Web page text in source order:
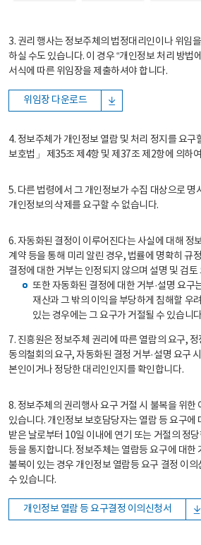
3. 권리 행사는 정보주체의 법정대리인이나 위임
하실 수도 있습니다. 이 경우 “개인정보 처리 방법
서식에 따른 위임장을 제출하셔야 합니다.
위임장 다운로드
4. 정보주체가 개인정보 열람 및 처리 정지를 요구
보호법」 제35조 제4항 및 제37조 제2항에 의하
5. 다른 법령에서 그 개인정보가 수집 대상으로 명
개인정보의 삭제를 요구할 수 없습니다.
6. 자동화된 결정이 이루어진다는 사실에 대해 정
계약 등을 통해 미리 알린 경우, 법률에 명확히 규
결정에 대한 거부는 인정되지 않으며 설명 및 검토
또한 자동화된 결정에 대한 거부·설명 요구
재산과 그 밖의 이익을 부당하게 침해할 우
있는 경우에는 그 요구가 거절될 수 있습니
7. 진흥원은 정보주체 권리에 따른 열람의 요구,
동의철회의 요구, 자동화된 결정 거부·설명 요구
본인이거나 정당한 대리인인지를 확인합니다.
8. 정보주체의 권리행사 요구 거절 시 불복을 위한
있습니다. 개인정보 보호담당자는 열람 등 요구에
받은 날로부터 10일 이내에 연기 또는 거절의 정
등을 통지합니다. 정보주체는 열람등 요구에 대한
불복이 있는 경우 개인정보 열람등 요구 결정 이
수 있습니다.
개인정보 열람 등 요구결정 이의신청서